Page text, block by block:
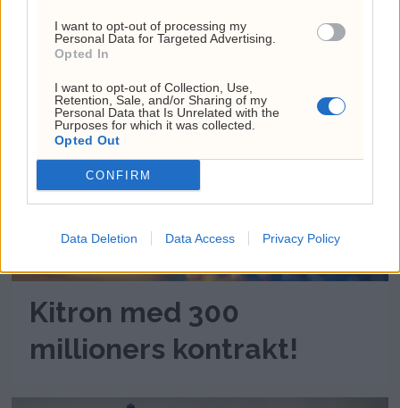
I want to opt-out of processing my
Personal Data for Targeted Advertising.
Opted In
I want to opt-out of Collection, Use,
Retention, Sale, and/or Sharing of my
Personal Data that Is Unrelated with the
Purposes for which it was collected.
Opted Out
CONFIRM
Data Deletion Data Access Privacy Policy
(+) Disse aksjene fikk
høyere kursmål i dag
Kitron med 300
millioners kontrakt!